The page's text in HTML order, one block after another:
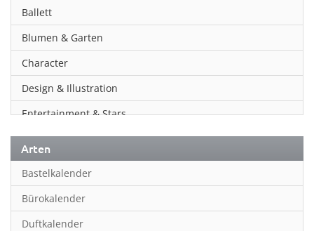
Ballett
Blumen & Garten
Character
Design & Illustration
Entertainment & Stars
Erotik
Essen & Trinken
Familienplaner
Fantasy
Arten
Bastelkalender
Bürokalender
Duftkalender